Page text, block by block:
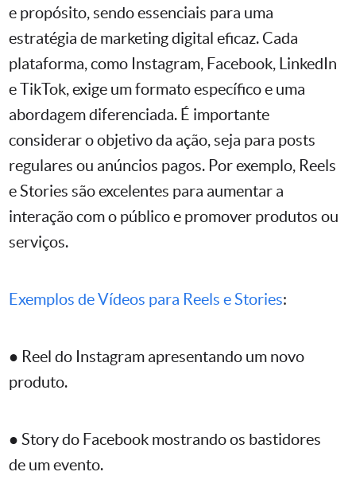
e propósito, sendo essenciais para uma
estratégia de marketing digital eficaz. Cada
plataforma, como Instagram, Facebook, LinkedIn
e TikTok, exige um formato específico e uma
abordagem diferenciada. É importante
considerar o objetivo da ação, seja para posts
regulares ou anúncios pagos. Por exemplo, Reels
e Stories são excelentes para aumentar a
interação com o público e promover produtos ou
serviços.
Exemplos de Vídeos para Reels e Stories:
● Reel do Instagram apresentando um novo
produto.
● Story do Facebook mostrando os bastidores
de um evento.